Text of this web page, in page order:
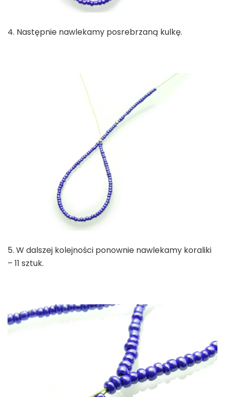
4. Następnie nawlekamy posrebrzaną kulkę.
5. W dalszej kolejności ponownie nawlekamy koraliki
– 11 sztuk.